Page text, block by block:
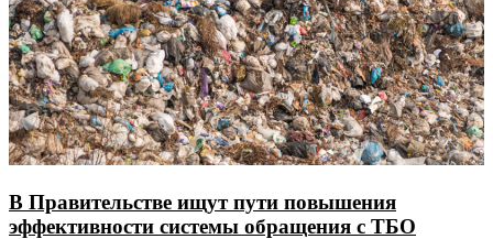
В Правительстве ищут пути повышения
эффективности системы обращения с ТБО